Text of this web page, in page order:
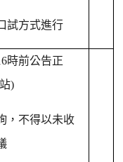
試方式進行
時前公告正
)
，不得以未收